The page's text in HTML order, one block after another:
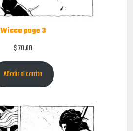
Wicca page 3
$70,00
Añadir al carrito